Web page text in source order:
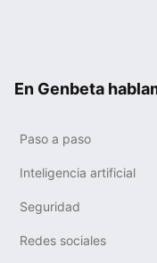
En Genbeta
Paso a paso
Inteligencia artificial
Seguridad
Redes sociales